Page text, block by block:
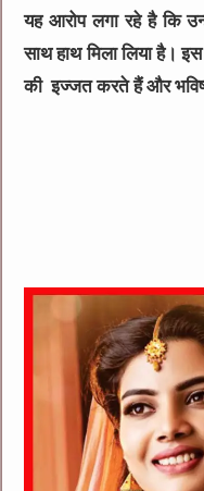
यह आरोप लगा रहे है कि
साथ हाथ मिला लिया है।
की इज्जत करते हैं और